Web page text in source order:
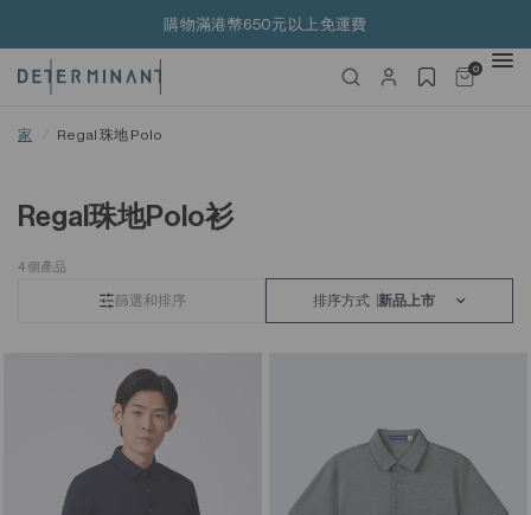
購物滿港幣650元以上免運費
0
家 Regal 珠地 Polo
Regal珠地Polo衫
篩選和排序 排序方式
4 個產品